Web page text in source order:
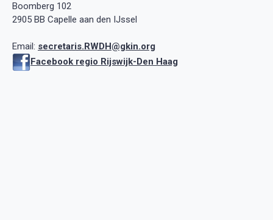
Boomberg 102
2905 BB Capelle aan den IJssel
Email: secretaris.RWDH@gkin.org
Facebook regio Rijswijk-Den Haag